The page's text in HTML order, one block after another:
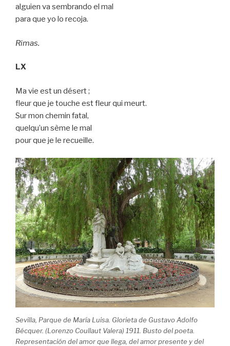
alguien va sembrando el mal
para que yo lo recoja.
Rimas.
LX
Ma vie est un désert ;
fleur que je touche est fleur qui meurt.
Sur mon chemin fatal,
quelqu’un sème le mal
pour que je le recueille.
Sevilla, Parque de María Luisa. Glorieta de Gustavo Adolfo
Bécquer. (Lorenzo Coullaut Valera) 1911. Busto del poeta.
Representación del amor que llega, del amor presente y del